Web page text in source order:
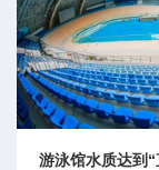
游泳馆水质达到